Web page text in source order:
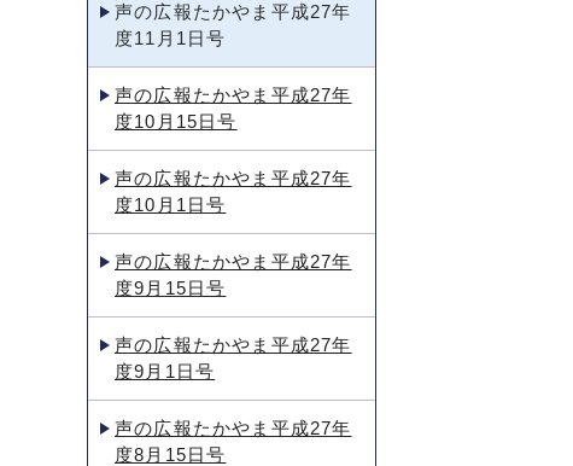
声の広報たかやま平成27年
度11月1日号
声の広報たかやま平成27年
度10月15日号
声の広報たかやま平成27年
度10月1日号
声の広報たかやま平成27年
度9月15日号
声の広報たかやま平成27年
度9月1日号
声の広報たかやま平成27年
度8月15日号